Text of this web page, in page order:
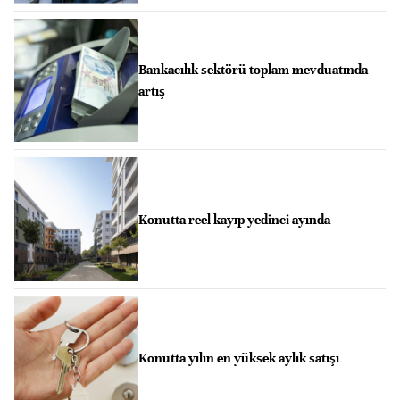
Bankacılık sektörü toplam mevduatında
artış
Konutta reel kayıp yedinci ayında
Konutta yılın en yüksek aylık satışı